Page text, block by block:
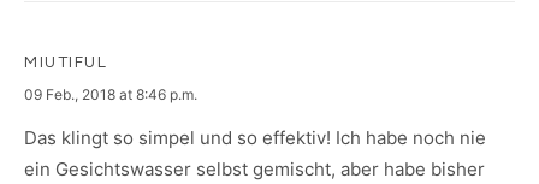
MIUTIFUL
says:
09 Feb., 2018 at 8:46 p.m.
Das klingt so simpel und so effektiv! Ich habe noch nie
ein Gesichtswasser selbst gemischt, aber habe bisher